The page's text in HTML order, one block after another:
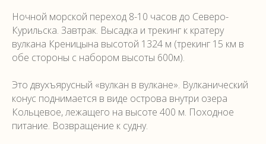
Ночной морской переход 8-10 часов до Северо-
Курильска. Завтрак. Высадка и трекинг к кратеру
вулкана Креницына высотой 1324 м (трекинг 15 км в
обе стороны с набором высоты 600м).
Это двухъярусный «вулкан в вулкане». Вулканический
конус поднимается в виде острова внутри озера
Кольцевое, лежащего на высоте 400 м. Походное
питание. Возвращение к судну.